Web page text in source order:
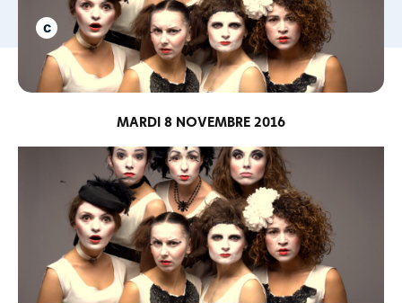
MARDI 8 NOVEMBRE 2016